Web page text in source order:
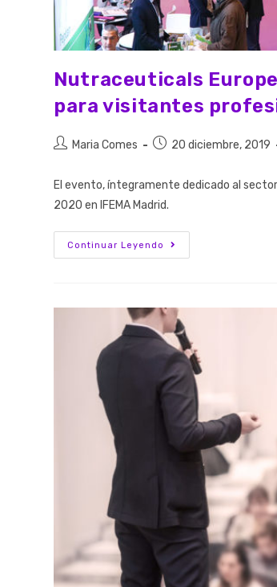
Nutraceuticals
para visitantes
Maria Comes 20 diciembre, 2019
El evento, íntegramente dedicado al
2020 en IFEMA Madrid.
Continuar Leyendo